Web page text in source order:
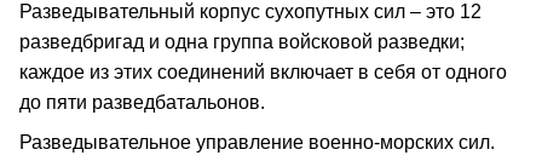
Разведывательный корпус сухопутных сил – это 12
разведбригад и одна группа войсковой разведки;
каждое из этих соединений включает в себя от одного
до пяти разведбатальонов.
Разведывательное управление военно-морских сил.